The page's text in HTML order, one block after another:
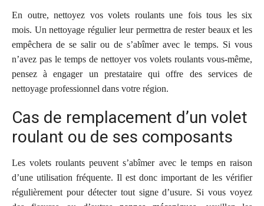
En outre, nettoyez vos volets roulants une fois tous les six
mois. Un nettoyage régulier leur permettra de rester beaux et les
empêchera de se salir ou de s’abîmer avec le temps. Si vous
n’avez pas le temps de nettoyer vos volets roulants vous-même,
pensez à engager un prestataire qui offre des services de
nettoyage professionnel dans votre région.
Cas de remplacement d’un volet
roulant ou de ses composants
Les volets roulants peuvent s’abîmer avec le temps en raison
d’une utilisation fréquente. Il est donc important de les vérifier
régulièrement pour détecter tout signe d’usure. Si vous voyez